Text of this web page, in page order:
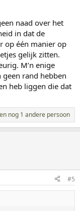
naad over het
in dat de
op één manier op
gelijk zitten.
M’n enige
rand hebben
heb liggen die dat
en nog 1 andere persoon
#5